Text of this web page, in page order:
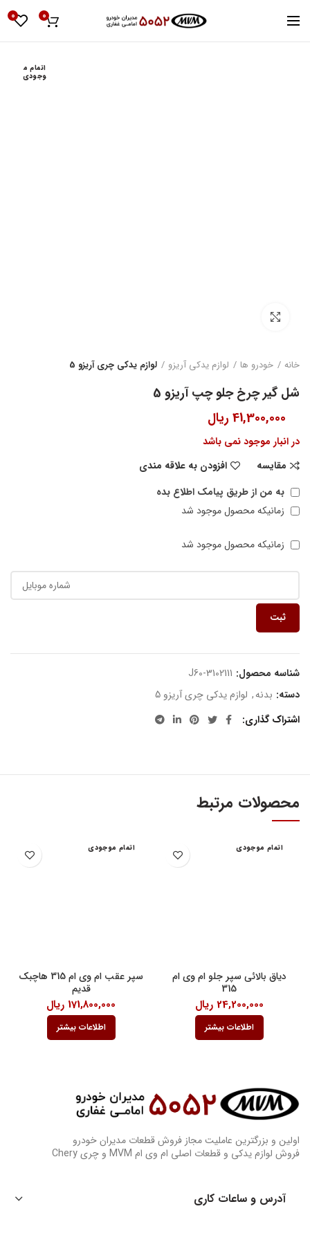
0
0
اتمام م
وجودی
خانه خودرو ها لوازم یدکی آریزو لوازم یدکی چری آریزو 5
شل گیر چرخ جلو چپ آریزو 5
41,300,000 ریال
در انبار موجود نمی باشد
مقایسه
افزودن به علاقه مندی
به من از طریق پیامک اطلاع بده
زمانیکه محصول موجود شد
زمانیکه محصول موجود شد
ثبت
شناسه محصول: J60-3102111
دسته: بدنه, لوازم یدکی چری آریزو 5
اشتراک گذاری
محصولات مرتبط
اتمام موجودی
دیاق بالائی سپر جلو ام وی ام
315
24,200,000 ریال
اطلاعات بیشتر
اتمام موجودی
سپر عقب ام وی ام 315 هاچبک
قدیم
171,800,000 ریال
اطلاعات بیشتر
اولین و بزرگترین عاملیت مجاز فروش قطعات مدیران خودرو
فروش لوازم یدکی و قطعات اصلی ام وی ام MVM و چری Chery
آدرس و ساعات کاری